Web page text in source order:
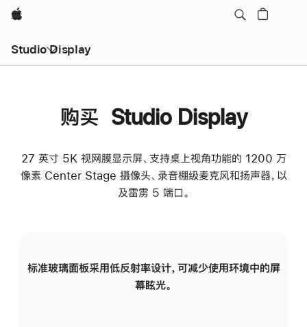
Apple
Studio Display
购买 Studio Display
27 英寸 5K 视网膜显示屏、支持桌上视角功能的 1200 万
像素 Center Stage 摄像头、录音棚级麦克风和扬声器，以
及雷雳 5 端口。
标准玻璃面板采用低反射率设计，可减少使用环境中的屏
幕眩光。